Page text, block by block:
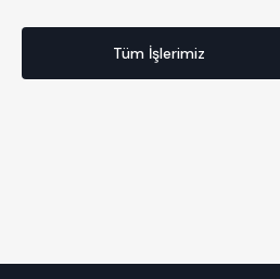
Tüm İşlerimiz